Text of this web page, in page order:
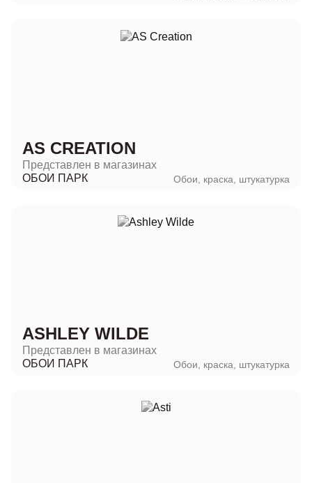
AS CREATION
Представлен в магазинах
ОБОИ ПАРК
Обои, краска, штукатурка
ASHLEY WILDE
Представлен в магазинах
ОБОИ ПАРК
Обои, краска, штукатурка